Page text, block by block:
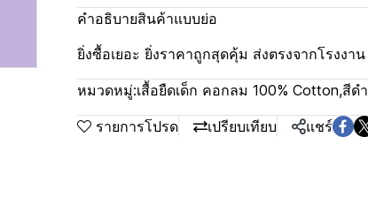
คำอธิบายสินค้าแบบย่อ
ยิ่งซื้อเยอะ ยิ่งราคาถูกสุดคุ้ม ส่งตรงจากโรงงาน
หมวดหมู่:เสื้อยืดเด็ก คอกลม 100% Cotton,สีดำ
รายการโปรด เปรียบเทียบ แชร์